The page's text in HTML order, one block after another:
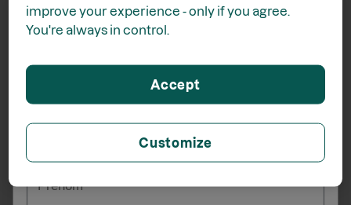
improve your experience - only if you agree.
You're always in control.
Customize
Accept
15% de rabais*
lors de votre inscription à l'infolettre
_______